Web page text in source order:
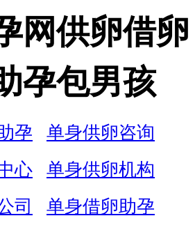
网供卵借卵
孕包男孩
孕
单身供卵咨询
心
单身供卵机构
司
单身借卵助孕